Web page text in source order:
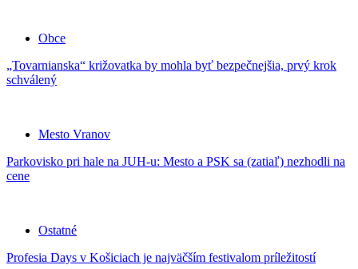
Obce
„Tovarnianska“ križovatka by mohla byť bezpečnejšia, prvý krok
schválený
Mesto Vranov
Parkovisko pri hale na JUH-u: Mesto a PSK sa (zatiaľ) nezhodli na
cene
Ostatné
Profesia Days v Košiciach je najväčším festivalom príležitostí